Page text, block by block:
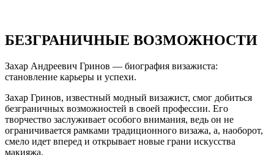
БЕЗГРАНИЧНЫЕ ВОЗМОЖНОСТИ
Захар Андреевич Гринов — биография визажиста:
становление карьеры и успехи.
Захар Гринов, известный модный визажист, смог добиться
безграничных возможностей в своей профессии. Его
творчество заслуживает особого внимания, ведь он не
ограничивается рамками традиционного визажа, а, наоборот,
смело идет вперед и открывает новые грани искусства
макияжа.